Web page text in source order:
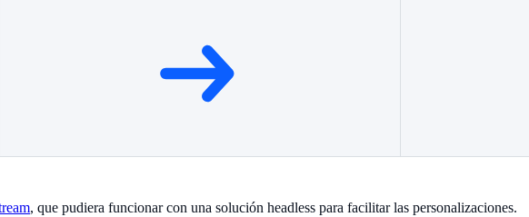
, que pudiera funcionar con una solución headless para facilitar las personalizaciones.